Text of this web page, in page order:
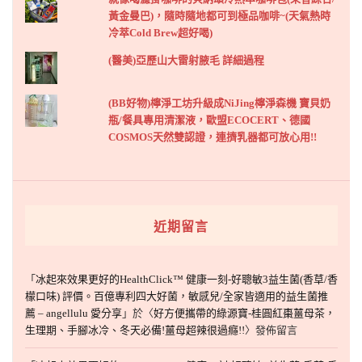
黃金曼巴)，隨時隨地都可到極品咖啡~(天氣熱時
冷萃Cold Brew超好喝)
(醫美)亞歷山大雷射腋毛 詳細過程
(BB好物)檸淨工坊升級成NiJing檸淨森機 寶貝奶
瓶/餐具專用清潔液，歐盟ECOCERT、德國
COSMOS天然雙認證，連擠乳器都可放心用!!
近期留言
「 冰起來效果更好的HealthClick™ 健康一刻-好聰敏3益生菌(香草/香
檬口味) 評價。百億專利四大好菌，敏感兒/全家皆適用的益生菌推
薦 – angellulu 愛分享 」於〈好方便攜帶的綠源寶-桂圓紅棗薑母茶，
生理期、手腳冰冷、冬天必備!薑母超辣很過癮!!〉發佈留言